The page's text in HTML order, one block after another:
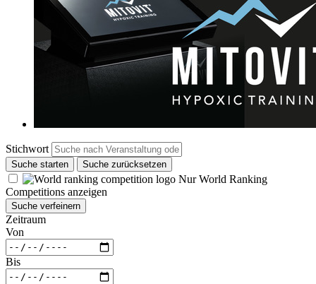
Stichwort
Suche starten Suche zurücksetzen
Nur World Ranking
Competitions anzeigen
Suche verfeinern
Zeitraum
Von
Bis